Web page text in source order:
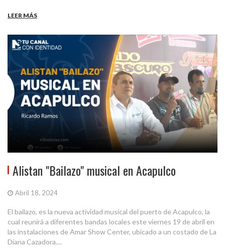
LEER MÁS
Alistan "Bailazo" musical en Acapulco
Abril 18, 2024
El bailazo, es la nueva actividad musical del puerto de Acapulco, la
cual reunirá a diferentes bandas locales este viernes 19 de abril en
las instalaciones de Amar Show Center, ubicado a un costado de La
Diana Cazadora....